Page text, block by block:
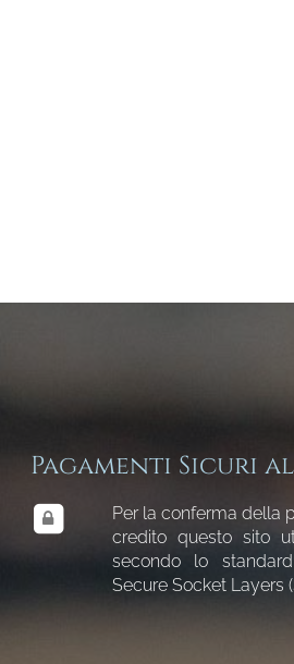
Pagamenti Sicuri al
Per la conferma della
credito questo sito
secondo lo
Secure Socket Layers